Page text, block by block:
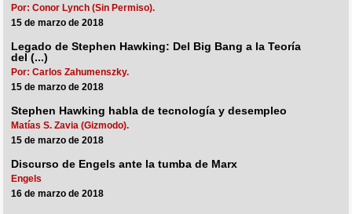
Por: Conor Lynch (Sin Permiso).
15 de marzo de 2018
Legado de Stephen Hawking: Del Big Bang a la Teoría
del (...)
Por: Carlos Zahumenszky.
15 de marzo de 2018
Stephen Hawking habla de tecnología y desempleo
Matías S. Zavia (Gizmodo).
15 de marzo de 2018
Discurso de Engels ante la tumba de Marx
Engels
16 de marzo de 2018